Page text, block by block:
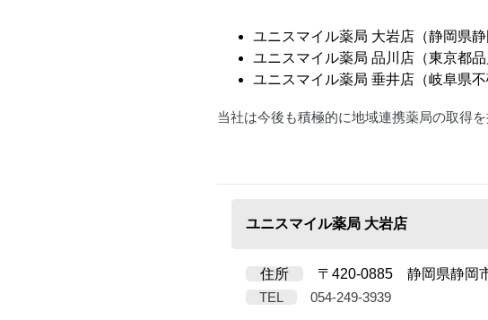
ユニスマイル薬局 大岩店（静岡県静
ユニスマイル薬局 品川店（東京都品
ユニスマイル薬局 垂井店（岐阜県不
当社は今後も積極的に地域連携薬局の取得
ユニスマイル薬局 大岩店
住所 〒420-0885 静岡県静岡
TEL
054-249-3939